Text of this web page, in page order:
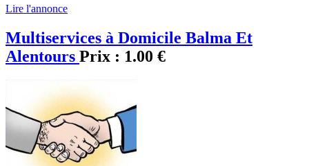
Lire l'annonce
Multiservices à Domicile Balma Et
Alentours Prix : 1.00 €